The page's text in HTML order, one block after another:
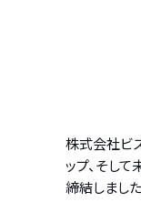
株式会社ビ
ップ、そし
締結しました